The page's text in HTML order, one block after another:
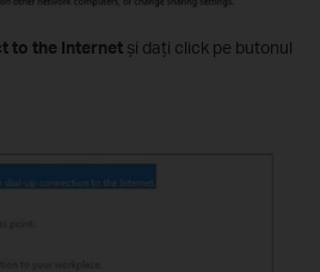
to the Internet şi daţi click pe butonul